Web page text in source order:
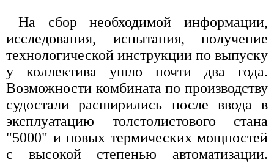
На сбор необходимой информации,
исследования, испытания, получение
технологической инструкции по выпуску
у коллектива ушло почти два года.
Возможности комбината по производству
судостали расширились после ввода в
эксплуатацию толстолистового стана
"5000" и новых термических мощностей
с высокой степенью автоматизации.